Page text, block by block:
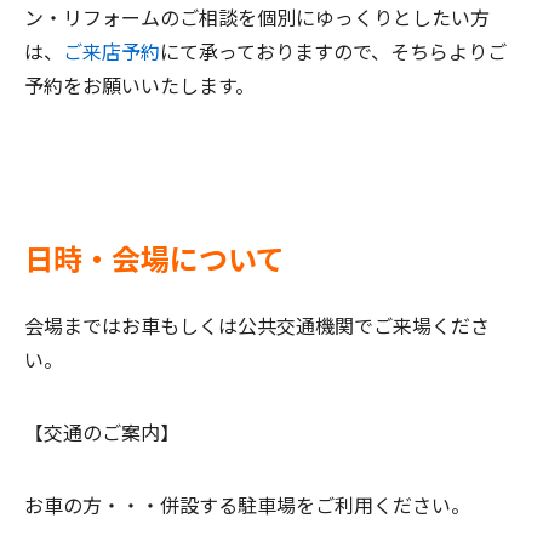
ン・リフォームのご相談を個別にゆっくりとしたい方
は、 ご来店予約にて承っておりますので、そちらよりご
予約をお願いいたします。
日時・会場について
会場まではお車もしくは公共交通機関でご来場くださ
い。
【交通のご案内】
お車の方・・・ 併設する駐車場をご利用ください。